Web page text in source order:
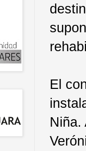
El
Niña.